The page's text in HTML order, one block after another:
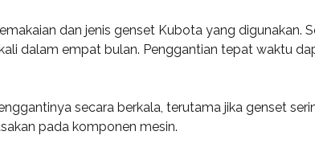
dan jenis genset Kubota yang digunakan.
dalam empat bulan. Penggantian tepat waktu
secara berkala, terutama jika genset
pada komponen mesin.